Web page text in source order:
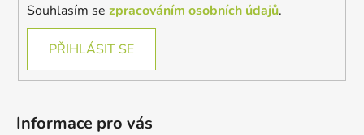
Souhlasím se zpracováním osobních údajů.
PŘIHLÁSIT SE
Informace pro vás